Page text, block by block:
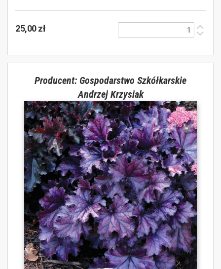
25,00 zł
Producent: Gospodarstwo Szkółkarskie
Andrzej Krzysiak